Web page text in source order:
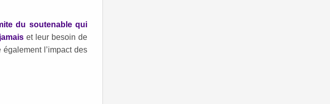
du soutenable qui
et leur besoin de
l’impact des